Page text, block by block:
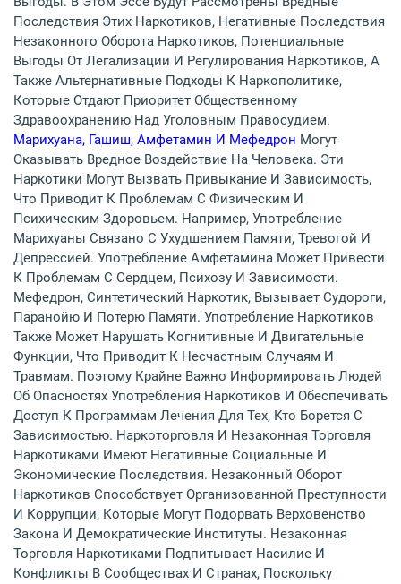
Последствия Этих Наркотиков, Негативные Последствия
Незаконного Оборота Наркотиков, Потенциальные
Выгоды От Легализации И Регулирования Наркотиков, А
Также Альтернативные Подходы К Наркополитике,
Которые Отдают Приоритет Общественному
Здравоохранению Над Уголовным Правосудием.
Марихуана, Гашиш, Амфетамин И Мефедрон Могут
Оказывать Вредное Воздействие На Человека. Эти
Наркотики Могут Вызвать Привыкание И Зависимость,
Что Приводит К Проблемам С Физическим И
Психическим Здоровьем. Например, Употребление
Марихуаны Связано С Ухудшением Памяти, Тревогой И
Депрессией. Употребление Амфетамина Может Привести
К Проблемам С Сердцем, Психозу И Зависимости.
Мефедрон, Синтетический Наркотик, Вызывает Судороги,
Паранойю И Потерю Памяти. Употребление Наркотиков
Также Может Нарушать Когнитивные И Двигательные
Функции, Что Приводит К Несчастным Случаям И
Травмам. Поэтому Крайне Важно Информировать Людей
Об Опасностях Употребления Наркотиков И Обеспечивать
Доступ К Программам Лечения Для Тех, Кто Борется С
Зависимостью. Наркоторговля И Незаконная Торговля
Наркотиками Имеют Негативные Социальные И
Экономические Последствия. Незаконный Оборот
Наркотиков Способствует Организованной Преступности
И Коррупции, Которые Могут Подорвать Верховенство
Закона И Демократические Институты. Незаконная
Торговля Наркотиками Подпитывает Насилие И
Конфликты В Сообществах И Странах, Поскольку